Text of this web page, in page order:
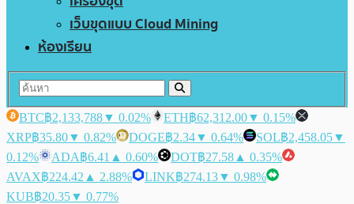
เว็บขุดแบบ Cloud Mining
ห้องเรียน
BTC฿2,133,788▼ 0.02% ETH฿62,312.00▼ 0.15%
XRP฿35.80▼ 0.82% DOGE฿2.34▼ 0.64% SOL฿2,458.05▼
0.12%
ADA฿6.41 ▲ 0.60% DOT฿27.58 ▲ 0.35%
AVAX฿224.42 ▲ 2.88% LINK฿274.13▼ 0.98%
KUB฿20.35▼ 0.77%